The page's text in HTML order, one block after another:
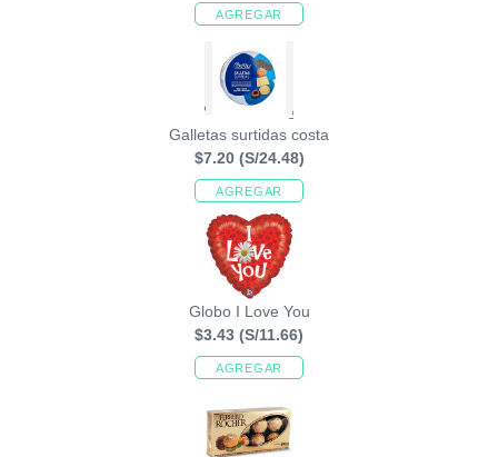
AGREGAR
Galletas surtidas costa
$7.20 (S/24.48)
AGREGAR
Globo I Love You
$3.43 (S/11.66)
AGREGAR